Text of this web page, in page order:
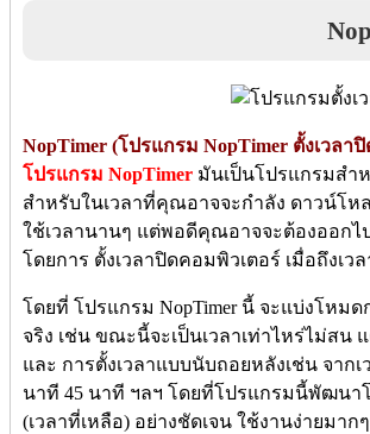
NopTimer (โปรแกรม NopTimer ตั้งเวลา
โปรแกรม NopTimer มันเป็นโปรแกรมสำห
สำหรับในเวลาที่คุณอาจจะกำลัง ดาวน์โห
ใช้เวลานานๆ แต่พอดีคุณอาจจะต้องออก
โดยการ ตั้งเวลาปิดคอมพิวเตอร์ เมื่อถึงเ
โดยที่ โปรแกรม NopTimer นี้ จะแบ่งโหม
จริง เช่น ขณะนี้จะเป็นเวลาเท่าไหร่ไม่สน
และ การตั้งเวลาแบบนับถอยหลังเช่น จาก
นาที 45 นาที ฯลฯ โดยที่โปรแกรมนี้พัฒนา
(เวลาที่เหลือ) อย่างชัดเจน ใช้งานง่ายมา